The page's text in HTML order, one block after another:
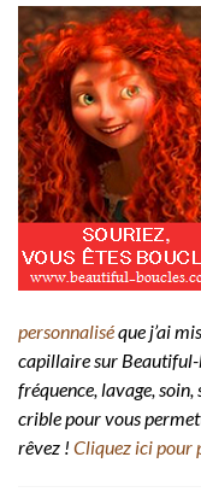
personnaliséque j’ai
capillaire sur Beautiful-
fréquence, lavage,
crible pour vous
rêvez ! Cliquez ici pour